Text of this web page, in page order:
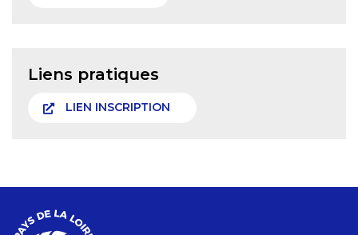
Liens pratiques
LIEN INSCRIPTION